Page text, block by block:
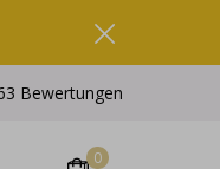
0
Bewertungen